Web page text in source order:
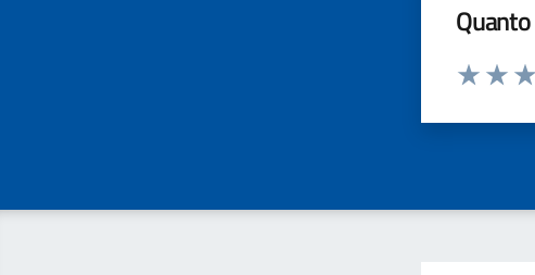
Valuta da 1